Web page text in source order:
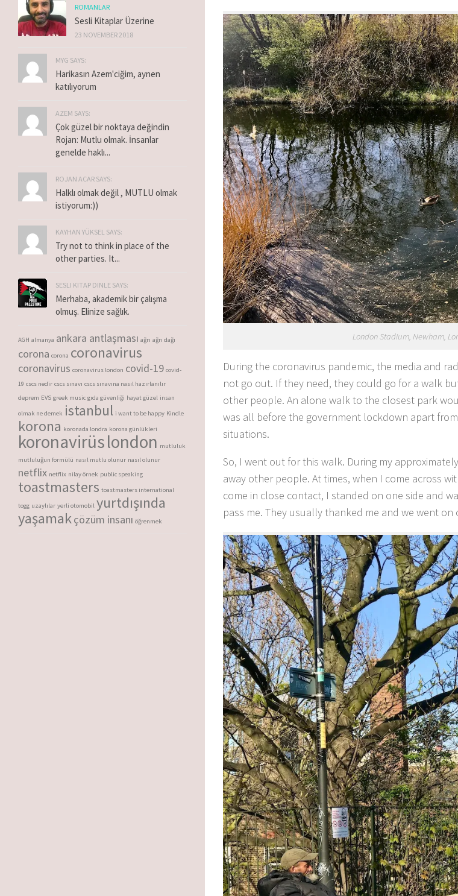
London Stadium, Newham,
During the coronavirus pandemic, the media and
not go out. If they need, they could go for a walk
other people. An alone walk to the closest park
was all before the government lockdown apart
situations.
So, I went out for this walk. During my
away other people. At times, when I come across
come in close contact, I standed on one side and
pass me. They usually thanked me and we went on
ROMANLAR
Sesli Kitaplar Üzerine
23 NOVEMBER 2018
MYG SAYS:
Harikasın Azem'ciğim, aynen
katılıyorum
AZEM SAYS:
Çok güzel bir noktaya değindin
Rojan: Mutlu olmak. İnsanlar
genelde haklı...
ROJAN ACAR SAYS:
Halklı olmak değil , MUTLU olmak
istiyorum:))
KAYHAN YÜKSEL SAYS:
Try not to think in place of the
other parties. It...
SESLI KITAP DINLE SAYS:
Merhaba, akademik bir çalışma
olmuş. Elinize sağlık.
AGH almanya ankara antlaşması ağrı ağrı dağı
corona corona coronavirus
coronavirus coronavirus london covid-19 covid-
19 cscs nedir cscs sınavı cscs sınavına nasıl hazırlanılır
deprem EVS greek music gıda güvenliği hayat güzel insan
olmak ne demek istanbul i want to be happy Kindle
korona koronada londra korona günlükleri
koronavirüslondon mutluluk
mutluluğun formülü nasıl mutlu olunur nasıl olunur
netflix netflix nilay örnek public speaking
toastmasters toastmasters international
togg uzaylılar yerli otomobil yurtdışında
yaşamakçözüm insanı öğrenmek